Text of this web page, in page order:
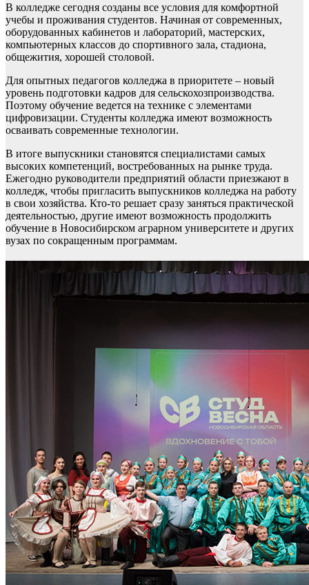
В колледже сегодня созданы все условия для комфортной
учебы и проживания студентов. Начиная от современных,
оборудованных кабинетов и лабораторий, мастерских,
компьютерных классов до спортивного зала, стадиона,
общежития, хорошей столовой.
Для опытных педагогов колледжа в приоритете – новый
уровень подготовки кадров для сельскохозпроизводства.
Поэтому обучение ведется на технике с элементами
цифровизации. Студенты колледжа имеют возможность
осваивать современные технологии.
В итоге выпускники становятся специалистами самых
высоких компетенций, востребованных на рынке труда.
Ежегодно руководители предприятий области приезжают в
колледж, чтобы пригласить выпускников колледжа на работу
в свои хозяйства. Кто-то решает сразу заняться практической
деятельностью, другие имеют возможность продолжить
обучение в Новосибирском аграрном университете и других
вузах по сокращенным программам.